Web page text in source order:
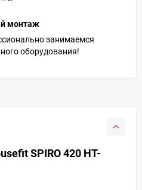
монтаж
занимаемся
оборудования!
SPIRO 420 HT-